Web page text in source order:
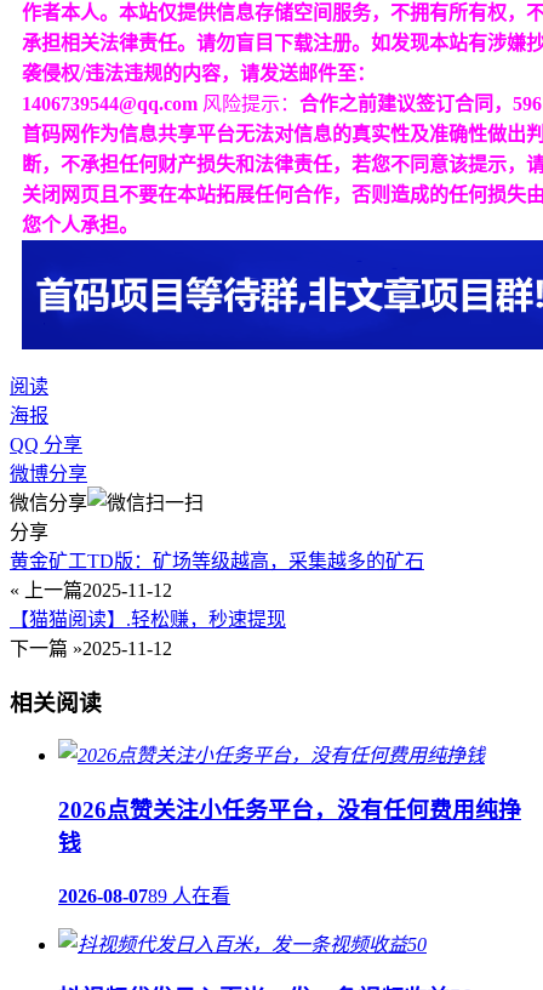
作者本人。本站仅提供信息存储空间服务，不拥有所有权，
承担相关法律责任。请勿盲目下载注册。如发现本站有涉嫌
袭侵权/违法违规的内容，请发送邮件至：
1406739544@qq.com 风险提示： 合作之前建议签订合同，596
首码网作为信息共享平台无法对信息的真实性及准确性做出
断，不承担任何财产损失和法律责任，若您不同意该提示，
关闭网页且不要在本站拓展任何合作，否则造成的任何损失
您个人承担。
阅读
海报
QQ 分享
微博分享
微信分享
分享
黄金矿工TD版：矿场等级越高，采集越多的矿石
« 上一篇2025-11-12
【猫猫阅读】.轻松赚，秒速提现
下一篇 »2025-11-12
相关阅读
2026点赞关注小任务平台，没有任何费用纯挣
钱
2026-08-0789 人在看